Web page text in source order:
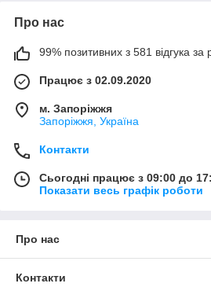
Про нас
99% позитивних з 581 відгука за
Працює з 02.09.2020
м. Запоріжжя
Запоріжжя, Україна
Контакти
Сьогодні працює з 09:00 до
Показати весь графік роботи
Про нас
Контакти